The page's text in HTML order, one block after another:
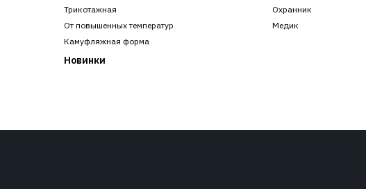
Трикотажная
От повышенных температур
Камуфляжная форма
Новинки
Охранник
Медик